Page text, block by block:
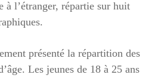
à l’étranger, répartie sur huit
présenté la répartition des
Les jeunes de 18 à 25 ans